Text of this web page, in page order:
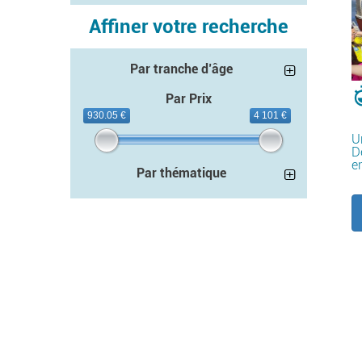
Affiner votre recherche
Par tranche d’âge
Par Prix
930.05 € 4 101 €
Par thématique